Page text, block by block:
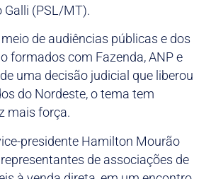
Galli (PSL/MT).
de audiências públicas e dos
formados com Fazenda, ANP e
uma decisão judicial que liberou
do Nordeste, o tema tem
mais força.
presidente Hamilton Mourão
de associações de